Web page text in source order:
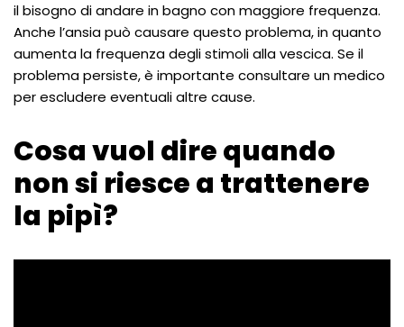
il bisogno di andare in bagno con maggiore frequenza.
Anche l’ansia può causare questo problema, in quanto
aumenta la frequenza degli stimoli alla vescica. Se il
problema persiste, è importante consultare un medico
per escludere eventuali altre cause.
Cosa vuol dire quando
non si riesce a trattenere
la pipì?